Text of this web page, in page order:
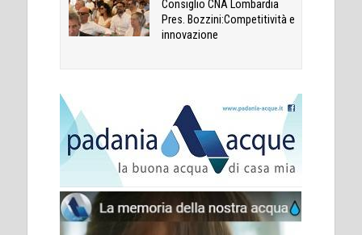
Consiglio CNA Lombardia
Pres. Bozzini:Competitività e
innovazione